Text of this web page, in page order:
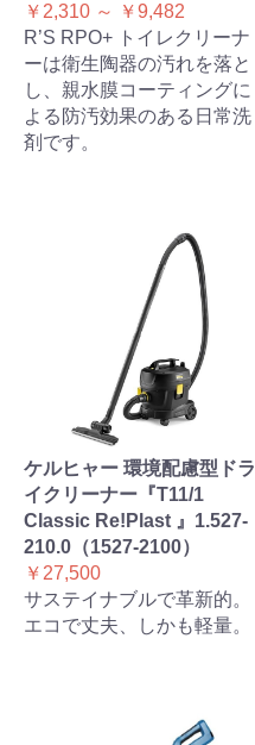
￥2,310 ～ ￥9,482
R’S RPO+ トイレクリーナ
ーは衛生陶器の汚れを落と
し、親水膜コーティングに
よる防汚効果のある日常洗
剤です。
ケルヒャー 環境配慮型ドラ
イクリーナー『T11/1
Classic Re!Plast 』1.527-
210.0（1527-2100）
￥27,500
サステイナブルで革新的。
エコで丈夫、しかも軽量。